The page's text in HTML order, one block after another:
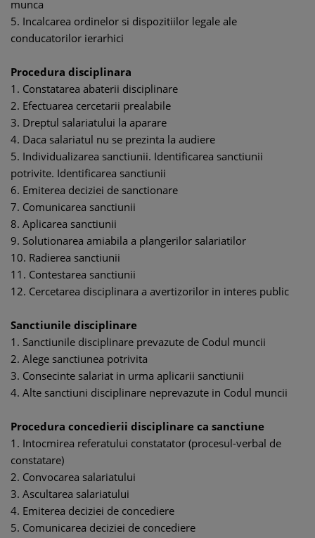
munca
5. Incalcarea ordinelor si dispozitiilor legale ale
conducatorilor ierarhici
Procedura disciplinara
1. Constatarea abaterii disciplinare
2. Efectuarea cercetarii prealabile
3. Dreptul salariatului la aparare
4. Daca salariatul nu se prezinta la audiere
5. Individualizarea sanctiunii. Identificarea sanctiunii
potrivite. Identificarea sanctiunii
6. Emiterea deciziei de sanctionare
7. Comunicarea sanctiunii
8. Aplicarea sanctiunii
9. Solutionarea amiabila a plangerilor salariatilor
10. Radierea sanctiunii
11. Contestarea sanctiunii
12. Cercetarea disciplinara a avertizorilor in interes public
Sanctiunile disciplinare
1. Sanctiunile disciplinare prevazute de Codul muncii
2. Alege sanctiunea potrivita
3. Consecinte salariat in urma aplicarii sanctiunii
4. Alte sanctiuni disciplinare neprevazute in Codul muncii
Procedura concedierii disciplinare ca sanctiune
1. Intocmirea referatului constatator (procesul-verbal de
constatare)
2. Convocarea salariatului
3. Ascultarea salariatului
4. Emiterea deciziei de concediere
5. Comunicarea deciziei de concediere